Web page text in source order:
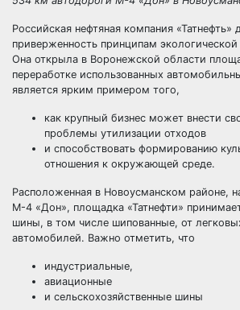
Российская нефтяная компания
приверженность принципам экологической
Она открыла в Воронежской области
переработке использованных
является ярким примером того,
как крупный бизнес может внести
проблемы утилизации отходов
и способствовать формированию
отношения к окружающей среде.
Расположенная в Новоусманском районе,
М-4 «Дон», площадка «Татнефти»
шины, в том числе шипованные, от
автомобилей. Важно отметить, что
индустриальные,
авиационные
и сельскохозяйственные шины